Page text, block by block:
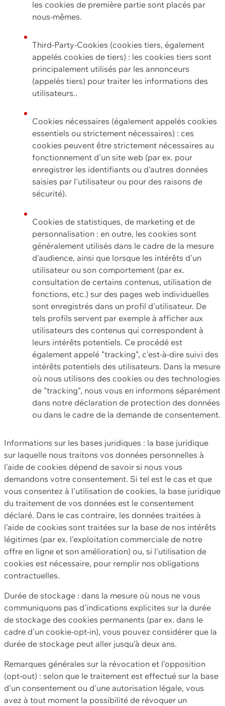
les cookies de première partie sont placés par
nous-mêmes.
Third-Party-Cookies (cookies tiers, également
appelés cookies de tiers) : les cookies tiers sont
principalement utilisés par les annonceurs
(appelés tiers) pour traiter les informations des
utilisateurs..
Cookies nécessaires (également appelés cookies
essentiels ou strictement nécessaires) : ces
cookies peuvent être strictement nécessaires au
fonctionnement d'un site web (par ex. pour
enregistrer les identifiants ou d'autres données
saisies par l'utilisateur ou pour des raisons de
sécurité).
Cookies de statistiques, de marketing et de
personnalisation : en outre, les cookies sont
généralement utilisés dans le cadre de la mesure
d'audience, ainsi que lorsque les intérêts d'un
utilisateur ou son comportement (par ex.
consultation de certains contenus, utilisation de
fonctions, etc.) sur des pages web individuelles
sont enregistrés dans un profil d'utilisateur. De
tels profils servent par exemple à afficher aux
utilisateurs des contenus qui correspondent à
leurs intérêts potentiels. Ce procédé est
également appelé "tracking", c'est-à-dire suivi des
intérêts potentiels des utilisateurs. Dans la mesure
où nous utilisons des cookies ou des technologies
de "tracking", nous vous en informons séparément
dans notre déclaration de protection des données
ou dans le cadre de la demande de consentement.
Informations sur les bases juridiques : la base juridique
sur laquelle nous traitons vos données personnelles à
l'aide de cookies dépend de savoir si nous vous
demandons votre consentement. Si tel est le cas et que
vous consentez à l'utilisation de cookies, la base juridique
du traitement de vos données est le consentement
déclaré. Dans le cas contraire, les données traitées à
l'aide de cookies sont traitées sur la base de nos intérêts
légitimes (par ex. l'exploitation commerciale de notre
offre en ligne et son amélioration) ou, si l'utilisation de
cookies est nécessaire, pour remplir nos obligations
contractuelles.
Durée de stockage : dans la mesure où nous ne vous
communiquons pas d'indications explicites sur la durée
de stockage des cookies permanents (par ex. dans le
cadre d'un cookie-opt-in), vous pouvez considérer que la
durée de stockage peut aller jusqu'à deux ans.
Remarques générales sur la révocation et l'opposition
(opt-out) : selon que le traitement est effectué sur la base
d'un consentement ou d'une autorisation légale, vous
avez à tout moment la possibilité de révoquer un